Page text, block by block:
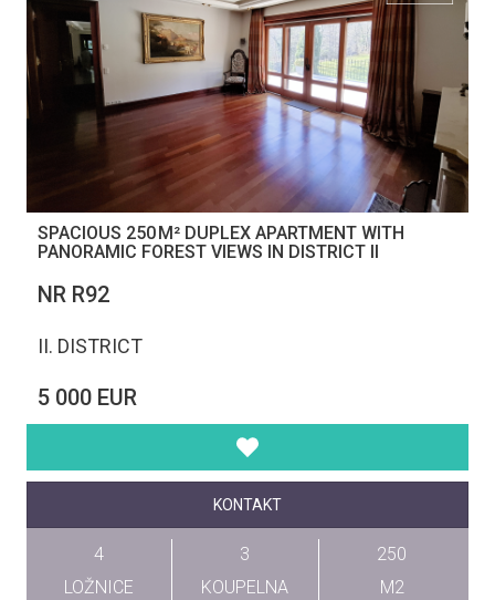
SPACIOUS 250 M² DUPLEX APARTMENT WITH
PANORAMIC FOREST VIEWS IN DISTRICT II
NR R92
II. DISTRICT
5 000 EUR
KONTAKT
4
LOŽNICE
3
KOUPELNA
250
M2